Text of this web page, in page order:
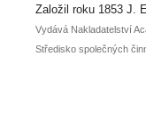
posteru je už 30.
Založil roku 1853 J.
Vydává Nakladatelství
Středisko společných